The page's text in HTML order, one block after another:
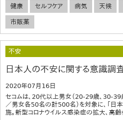
健康 セルフケア 病気 天候
市販薬
不安
日本人の不安に関する意識調
2020年07月16日
セコムは、20代以上男女（20-29歳、30-
／男女各50名の計500名）を対象に、「日
施。新型コロナウイルス感染症の拡大、高